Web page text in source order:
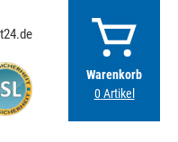
Warenkorb
0 Artikel